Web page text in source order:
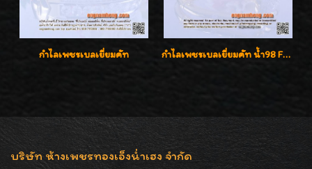
กำไลเพชรเบลเยี่ยมคัท กำไลเพชรเบลเยี่ยมคัท น้ำ98 F-Color/VVS น้ำหนักเพชรรวม 3.00 กะรัต สวยไม่ซ้ำใครค่ะ
บริษัท ห้างเพชรทองเอ็งน่ำเฮง จำกัด